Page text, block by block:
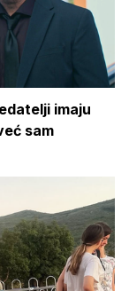
imaju
sam